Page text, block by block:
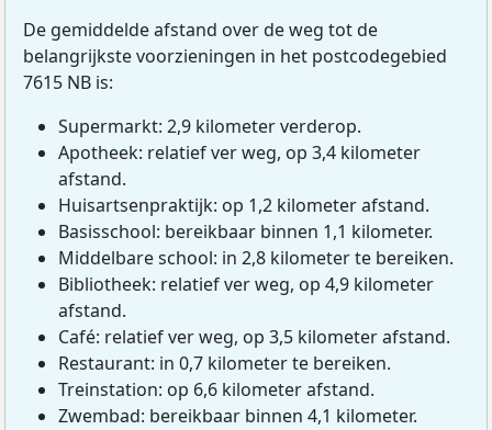
De gemiddelde afstand over de weg tot de
belangrijkste voorzieningen in het postcodegebied
7615 NB is:
Supermarkt: 2,9 kilometer verderop.
Apotheek: relatief ver weg, op 3,4 kilometer
afstand.
Huisartsenpraktijk: op 1,2 kilometer afstand.
Basisschool: bereikbaar binnen 1,1 kilometer.
Middelbare school: in 2,8 kilometer te bereiken.
Bibliotheek: relatief ver weg, op 4,9 kilometer
afstand.
Café: relatief ver weg, op 3,5 kilometer afstand.
Restaurant: in 0,7 kilometer te bereiken.
Treinstation: op 6,6 kilometer afstand.
Zwembad: bereikbaar binnen 4,1 kilometer.